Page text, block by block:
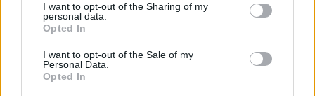
I want to opt-out of the Sharing of my
personal data.
Opted In
I want to opt-out of the Sale of my
Personal Data.
Opted In
Rafał Badowski
Obserwuj